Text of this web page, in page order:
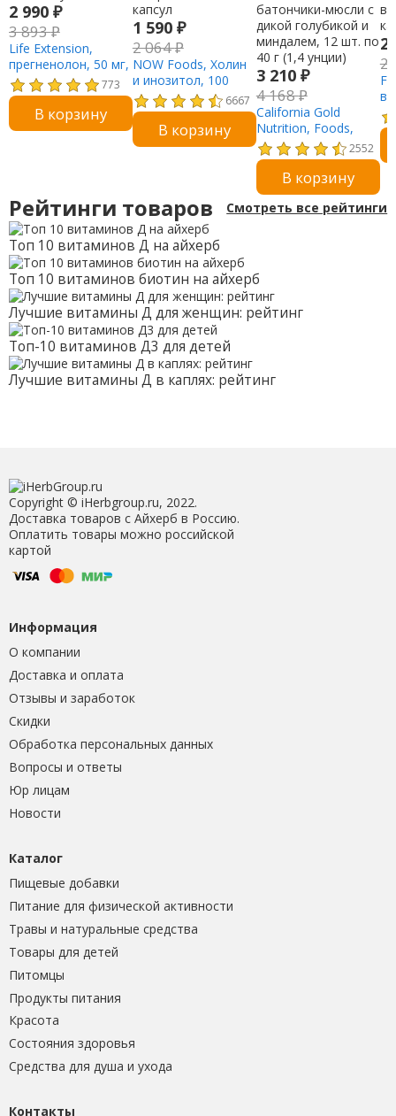
2 990 ₽
3 893₽
Life Extension,
прегненолон, 50 мг,
100 капсул
773
В корзину
1 590 ₽
2 064₽
NOW Foods, Холин
и инозитол, 100
растительных
капсул
6667
В корзину
3 210 ₽
4 168₽
California Gold
Nutrition, Foods,
жевательные
батончики-мюсли с
дикой голубикой и
миндалем, 12 шт. по
40 г (1,4 унции)
2552
В корзину
2
2
Рейтинги товаров Смотреть все рейтинги
Топ 10 витаминов Д на айхерб
Топ 10 витаминов биотин на айхерб
Лучшие витамины Д для женщин: рейтинг
Топ-10 витаминов Д3 для детей
Лучшие витамины Д в каплях: рейтинг
Copyright © iHerbgroup.ru, 2022.
Доставка товаров с Айхерб в Россию.
Оплатить товары можно российской
картой
Информация
О компании
Доставка и оплата
Отзывы и заработок
Скидки
Обработка персональных данных
Вопросы и ответы
Юр лицам
Новости
Каталог
Пищевые добавки
Питание для физической активности
Травы и натуральные средства
Товары для детей
Питомцы
Продукты питания
Красота
Состояния здоровья
Средства для душа и ухода
Контакты